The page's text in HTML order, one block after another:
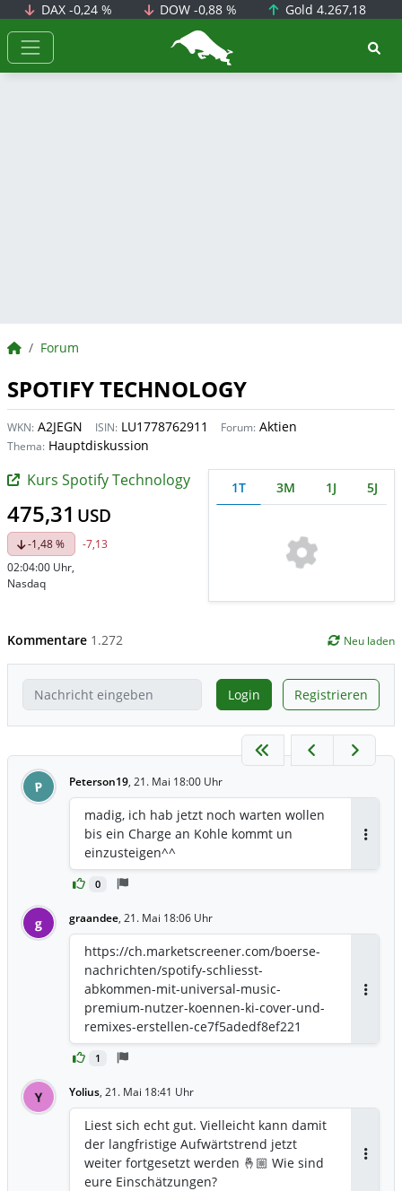
DAX -0,24 % DOW-0,88 % Gold 4.267,18
BörsenNEWS.de
BörsenNEWS.de
Forum
SPOTIFY TECHNOLOGY
WKN: A2JEGN ISIN: LU1778762911 Forum: Aktien
Thema: Hauptdiskussion
Kurs Spotify Technology
475,31 USD
-1,48 %
-7,13
02:04:00 Uhr,
Nasdaq
1T 3M 1J 5J
Kommentare 1.272 Neu laden
Login Registrieren
P Peterson19, 21. Mai 18:00 Uhr
0
madig, ich hab jetzt noch warten wollen
bis ein Charge an Kohle kommt un
einzusteigen^^
g graandee, 21. Mai 18:06 Uhr
1
https://ch.marketscreener.com/boerse-
nachrichten/spotify-schliesst-
abkommen-mit-universal-music-
premium-nutzer-koennen-ki-cover-und-
remixes-erstellen-ce7f5adedf8ef221
Y Yolius, 21. Mai 18:41 Uhr
Liest sich echt gut. Vielleicht kann damit
der langfristige Aufwärtstrend jetzt
weiter fortgesetzt werden 🤞🏼 Wie sind
eure Einschätzungen?